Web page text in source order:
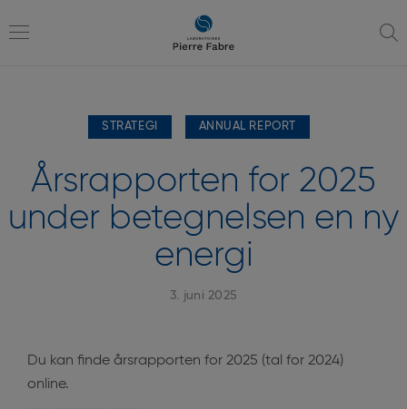
til
til
STRATEGI ANNUAL REPORT
Årsrapporten for 2025
under betegnelsen en ny
energi
3. juni 2025
Du kan finde årsrapporten for 2025 (tal for 2024)
online.